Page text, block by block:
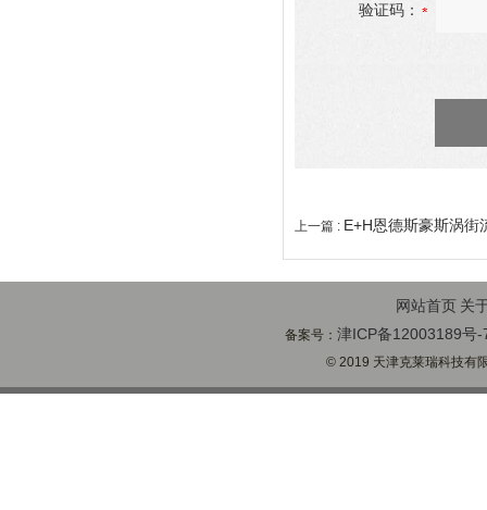
验证码：
上一篇 : E+H恩德斯豪斯涡街
网站首页 关
备案号：津ICP备12003189号-
© 2019 天津克莱瑞科技有